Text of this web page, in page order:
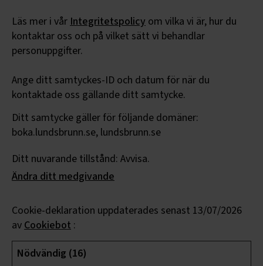
Läs mer i vårIntegritetspolicy om vilka vi är, hur du
kontaktar oss och på vilket sätt vi behandlar
personuppgifter.
Ange ditt samtyckes-ID och datum för när du
kontaktade oss gällande ditt samtycke.
Ditt samtycke gäller för följande domäner:
boka.lundsbrunn.se, lundsbrunn.se
Ditt nuvarande tillstånd: Avvisa.
Ändra ditt medgivande
Cookie-deklaration uppdaterades senast 13/07/2026
avCookiebot :
Nödvändig (16)